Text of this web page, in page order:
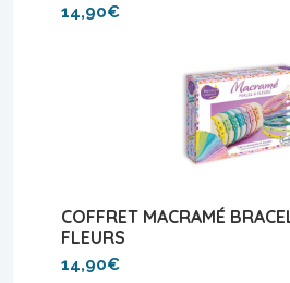
14,90€
COFFRET MACRAMÉ
FLEURS
14,90€